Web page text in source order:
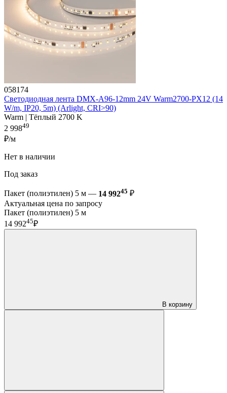
058174
Светодиодная лента DMX-A96-12mm 24V Warm2700-PX12 (14
W/m, IP20, 5m) (Arlight, CRI>90)
Warm | Тёплый 2700 K
2 99849
₽/м
Нет в наличии
Под заказ
Пакет (полиэтилен) 5 м — 14 99245 ₽
Актуальная цена по запросу
Пакет (полиэтилен) 5 м
14 99245₽
В корзину